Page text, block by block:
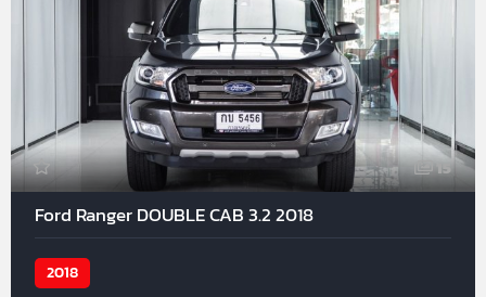
15
Ford Ranger DOUBLE CAB 3.2 2018
2018